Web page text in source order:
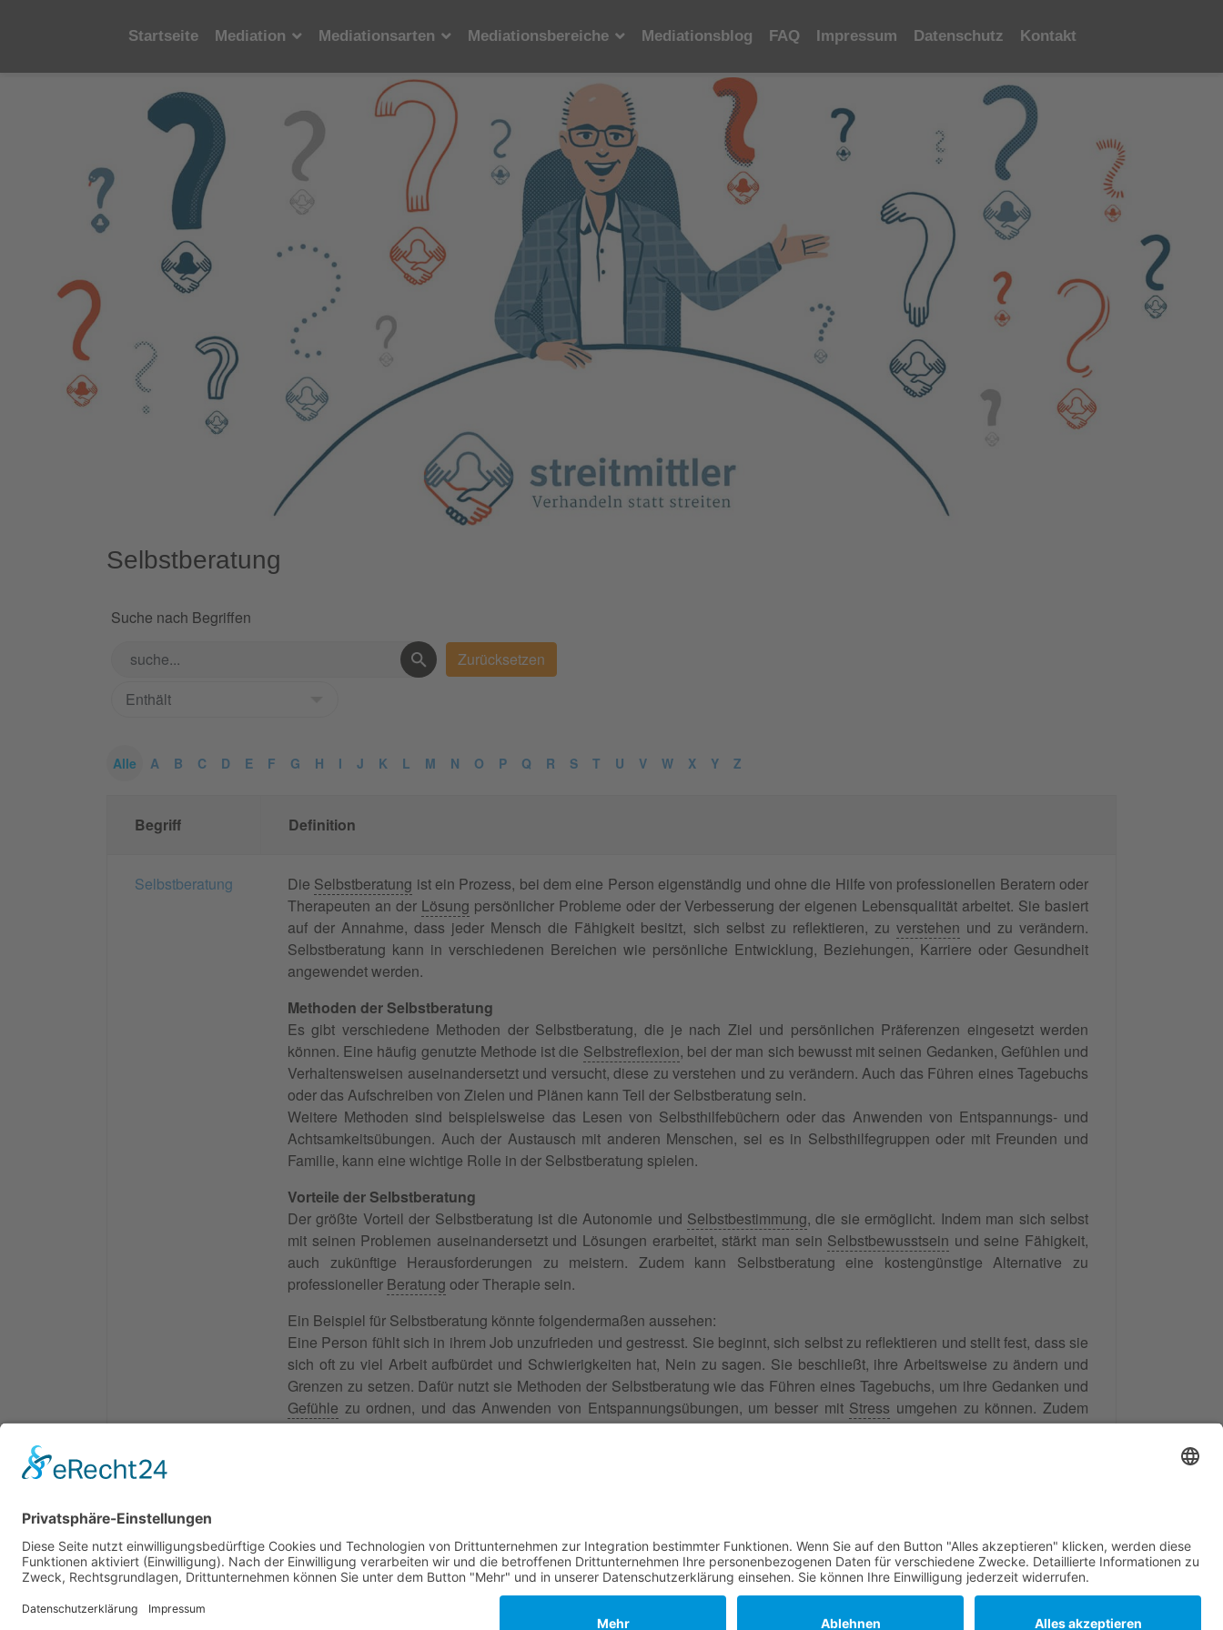
Startseite Mediation Mediationsarten Mediationsbereiche Mediationsblog FAQ Impressum Datenschutz Kontakt
Selbstberatung
Suche nach Begriffen
Alle A B C D E F G H I J K L M N O P Q R S T U V W X Y Z
Begriff Definition
Selbstberatung Die Selbstberatung ist ein Prozess, bei dem eine Person eigenständig und ohne die Hilfe von professionellen Beratern oder
Therapeuten an der Lösung persönlicher Probleme oder der Verbesserung der eigenen Lebensqualität arbeitet. Sie basiert
auf der Annahme, dass jeder Mensch die Fähigkeit besitzt, sich selbst zu reflektieren, zu verstehen und zu verändern.
Selbstberatung kann in verschiedenen Bereichen wie persönliche Entwicklung, Beziehungen, Karriere oder Gesundheit
angewendet werden.
Methoden der Selbstberatung
Es gibt verschiedene Methoden der Selbstberatung, die je nach Ziel und persönlichen Präferenzen eingesetzt werden
können. Eine häufig genutzte Methode ist die Selbstreflexion, bei der man sich bewusst mit seinen Gedanken, Gefühlen und
Verhaltensweisen auseinandersetzt und versucht, diese zu verstehen und zu verändern. Auch das Führen eines Tagebuchs
oder das Aufschreiben von Zielen und Plänen kann Teil der Selbstberatung sein.
Weitere Methoden sind beispielsweise das Lesen von Selbsthilfebüchern oder das Anwenden von Entspannungs- und
Achtsamkeitsübungen. Auch der Austausch mit anderen Menschen, sei es in Selbsthilfegruppen oder mit Freunden und
Familie, kann eine wichtige Rolle in der Selbstberatung spielen.
Vorteile der Selbstberatung
Der größte Vorteil der Selbstberatung ist die Autonomie und Selbstbestimmung, die sie ermöglicht. Indem man sich selbst
mit seinen Problemen auseinandersetzt und Lösungen erarbeitet, stärkt man sein Selbstbewusstsein und seine Fähigkeit,
auch zukünftige Herausforderungen zu meistern. Zudem kann Selbstberatung eine kostengünstige Alternative zu
professioneller Beratung oder Therapie sein.
Ein Beispiel für Selbstberatung könnte folgendermaßen aussehen:
Eine Person fühlt sich in ihrem Job unzufrieden und gestresst. Sie beginnt, sich selbst zu reflektieren und stellt fest, dass sie
sich oft zu viel Arbeit aufbürdet und Schwierigkeiten hat, Nein zu sagen. Sie beschließt, ihre Arbeitsweise zu ändern und
Grenzen zu setzen. Dafür nutzt sie Methoden der Selbstberatung wie das Führen eines Tagebuchs, um ihre Gedanken und
Gefühle zu ordnen, und das Anwenden von Entspannungsübungen, um besser mit Stress umgehen zu können. Zudem
spricht sie mit Freunden und Kollegen über ihre Situation und erhält wertvolle Tipps und Unterstützung. Durch diese
© 2026 Frank Hartung Ihr Mediator bei Konflikten in Familie, Erbschaft, Beruf, Wirtschaft und Schule
🏠 06844 Dessau-Roßlau Albrechtstraße 116 ☎ 0340 530 952 03
Frank Hartung - Familien- und
263Bewertungen auf
ProvenExpert.com